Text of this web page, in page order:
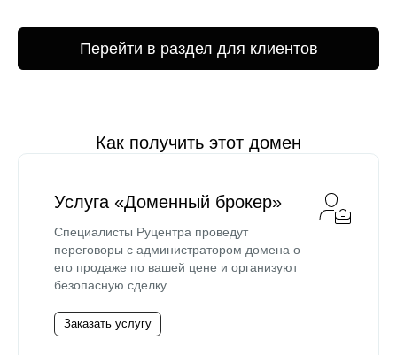
Перейти в раздел для клиентов
Как получить этот домен
Услуга «Доменный брокер»
Специалисты Руцентра проведут
переговоры с администратором домена о
его продаже по вашей цене и организуют
безопасную сделку.
Заказать услугу